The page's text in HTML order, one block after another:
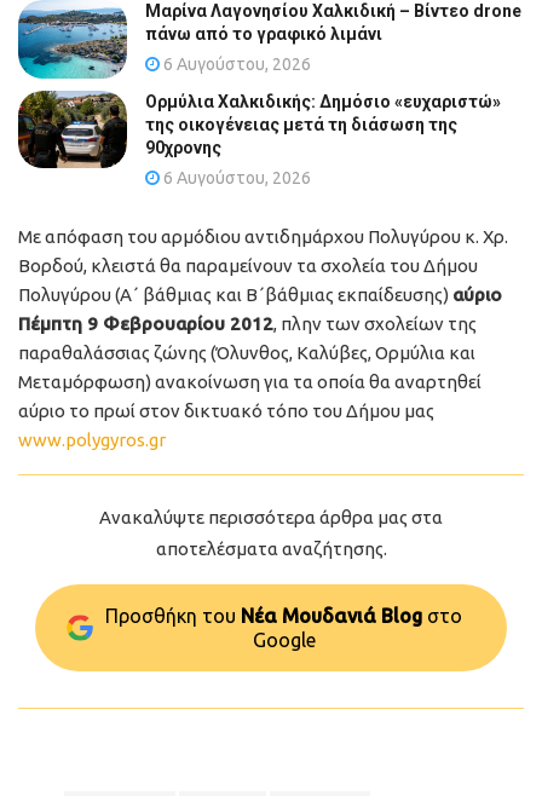
Μαρίνα Λαγονησίου Χαλκιδική – Βίντεο drone
πάνω από το γραφικό λιμάνι
6 Αυγούστου, 2026
Ορμύλια Χαλκιδικής: Δημόσιο «ευχαριστώ»
της οικογένειας μετά τη διάσωση της
90χρονης
6 Αυγούστου, 2026
Με απόφαση του αρμόδιου αντιδημάρχου Πολυγύρου κ. Χρ.
Βορδού, κλειστά θα παραμείνουν τα σχολεία του Δήμου
Πολυγύρου (Α΄ βάθμιας και Β΄βάθμιας εκπαίδευσης) αύριο
Πέμπτη 9 Φεβρουαρίου 2012, πλην των σχολείων της
παραθαλάσσιας ζώνης (Όλυνθος, Καλύβες, Ορμύλια και
Μεταμόρφωση) ανακοίνωση για τα οποία θα αναρτηθεί
αύριο το πρωί στον δικτυακό τόπο του Δήμου μας
www.polygyros.gr
Ανακαλύψτε περισσότερα άρθρα μας στα
αποτελέσματα αναζήτησης.
Προσθήκη του Νέα Μουδανιά Blog στo
Google